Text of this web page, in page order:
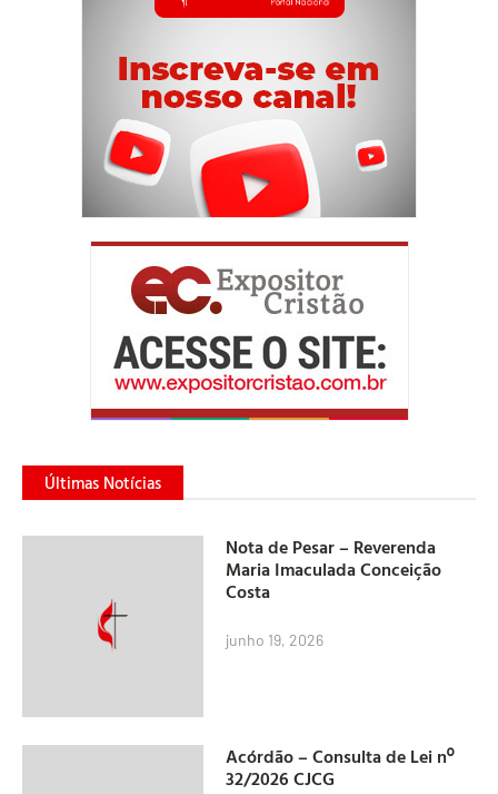
Últimas Notícias
Nota de Pesar – Reverenda
Maria Imaculada Conceição
Costa
junho 19, 2026
Acórdão – Consulta de Lei nº
32/2026 CJCG